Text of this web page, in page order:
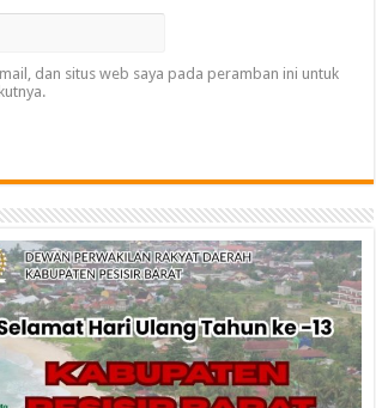
dan situs web saya pada peramban ini untuk